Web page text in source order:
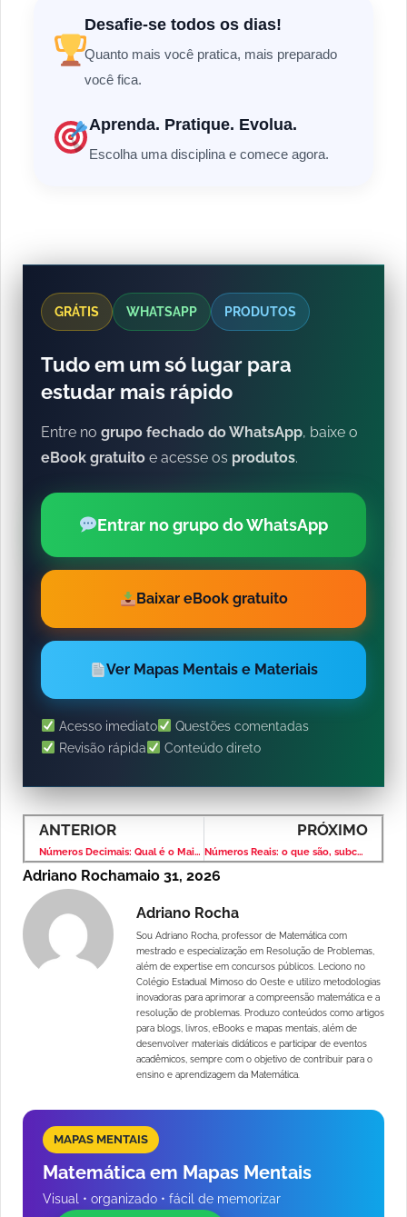
Desafie-se todos os dias!
Quanto mais você pratica, mais preparado
você fica.
Aprenda. Pratique. Evolua.
Escolha uma disciplina e comece agora.
GRÁTIS WHATSAPP PRODUTOS
Tudo em um só lugar para
estudar mais rápido
Entre no grupo fechado do WhatsApp, baixe o
eBook gratuito e acesse os produtos.
Entrar no grupo do WhatsApp
Baixar eBook gratuito
Ver Mapas Mentais e Materiais
Acesso imediato
Questões comentadas
Revisão rápida
Conteúdo direto
ANTERIOR
Números Decimais: Qual é o Maior? Questão Que Confunde Muita Gente
PRÓXIMO
Números Reais: o que são, subconjuntos, propriedades e exercícios resolvidos
Adriano Rochamaio 31, 2026
Adriano Rocha
Sou Adriano Rocha, professor de Matemática com
mestrado e especialização em Resolução de Problemas,
além de expertise em concursos públicos. Leciono no
Colégio Estadual Mimoso do Oeste e utilizo metodologias
inovadoras para aprimorar a compreensão matemática e a
resolução de problemas. Produzo conteúdos como artigos
para blogs, livros, eBooks e mapas mentais, além de
desenvolver materiais didáticos e participar de eventos
acadêmicos, sempre com o objetivo de contribuir para o
ensino e aprendizagem da Matemática.
MAPAS MENTAIS
Matemática em Mapas Mentais
Visual • organizado • fácil de memorizar